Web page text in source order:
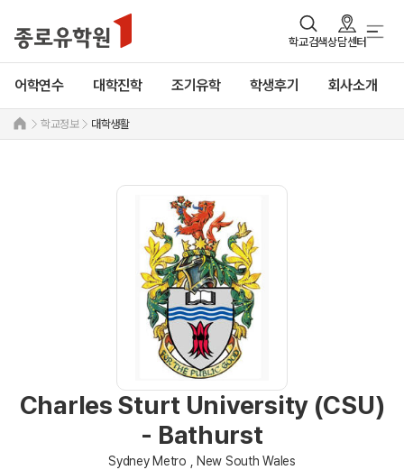
학교검색상담센터
어학연수 대학진학 조기유학 학생후기 회사소개
학교정보 대학생활
Charles Sturt University (CSU)
- Bathurst
Sydney Metro , New South Wales